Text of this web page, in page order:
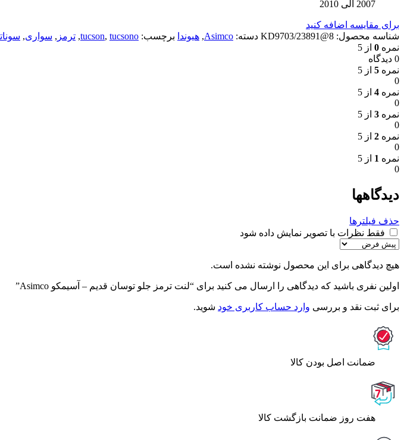
2007 الی 2010
برای مقایسه اضافه کنید
شناسه محصول: 8@KD9703/23891 دسته: Asimco
, هیوندا برچسب: tucson, tucsono
, ترمز , سواری,
نمره 0 از 5
0 دیدگاه
نمره 5 از 5
0
نمره 4 از 5
0
نمره 3 از 5
0
نمره 2 از 5
0
نمره 1 از 5
0
دیدگاهها
حذف فیلترها
فقط نظرات با تصویر نمایش داده شود
هیچ دیدگاهی برای این محصول نوشته نشده است.
اولین نفری باشید که دیدگاهی را ارسال می کنید برای “لنت ترمز جلو توسان قدیم – آسیمکو Asimco”
برای ثبت نقد و بررسی وارد حساب کاربری خود شوید.
ﺿﻤﺎﻧﺖ اﺻﻞ ﺑﻮدن ﮐﺎﻟﺎ
هفت روز ضمانت بازگشت کالا